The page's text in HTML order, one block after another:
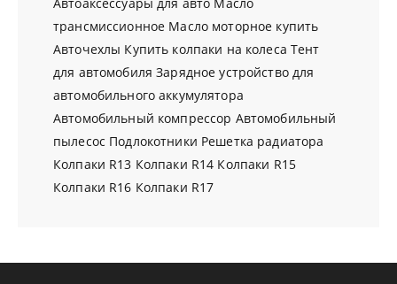
Автоаксессуары для авто Масло
трансмиссионное Масло моторное купить
Авточехлы Купить колпаки на колеса Тент
для автомобиля Зарядное устройство для
автомобильного аккумулятора
Автомобильный компрессор Автомобильный
пылесос Подлокотники Решетка радиатора
Колпаки R13 Колпаки R14 Колпаки R15
Колпаки R16 Колпаки R17